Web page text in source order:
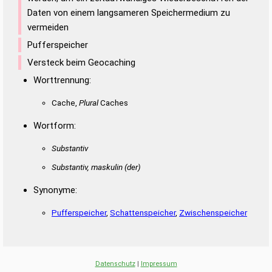
Duden – Richtiges und gutes
Duden – Deutsches
Daten von einem langsameren Speichermedium zu
vermeiden
Pufferspeicher
Versteck beim Geocaching
Worttrennung:
Cache, PluralCaches
Wortform:
Substantiv
Substantiv, maskulin(der)
Synonyme:
Pufferspeicher, Schattenspeicher, Zwischenspeicher
Datenschutz| Impressum